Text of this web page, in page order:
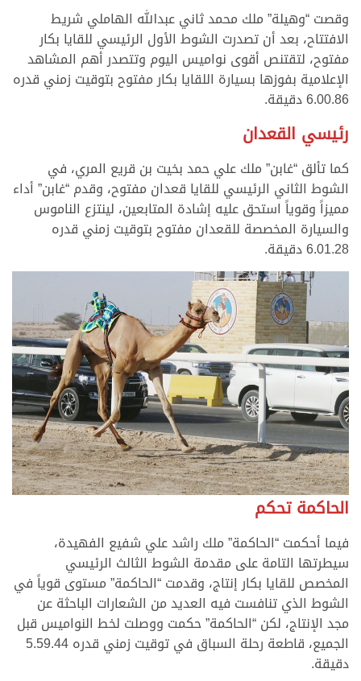
وقصت “وهيلة” ملك محمد ثاني عبدالله الهاملي شريط
الافتتاح، بعد أن تصدرت الشوط الأول الرئيسي للقايا بكار
مفتوح، لتقتنص أقوى نواميس اليوم وتتصدر أهم المشاهد
الإعلامية بفوزها بسيارة اللقايا بكار مفتوح بتوقيت زمني قدره
6.00.86 دقيقة.
رئيسي القعدان
كما تألق “غابن” ملك علي حمد بخيت بن قريع المري، في
الشوط الثاني الرئيسي للقايا قعدان مفتوح، وقدم “غابن” أداء
مميزاً وقوياً استحق عليه إشادة المتابعين، لينتزع الناموس
والسيارة المخصصة للقعدان مفتوح بتوقيت زمني قدره
6.01.28 دقيقة.
الحاكمة تحكم
فيما أحكمت “الحاكمة” ملك راشد علي شفيع الفهيدة،
سيطرتها التامة على مقدمة الشوط الثالث الرئيسي
المخصص للقايا بكار إنتاج، وقدمت “الحاكمة” مستوى قوياً في
الشوط الذي تنافست فيه العديد من الشعارات الباحثة عن
مجد الإنتاج، لكن “الحاكمة” حكمت ووصلت لخط النواميس قبل
الجميع، قاطعة رحلة السباق في توقيت زمني قدره 5.59.44
دقيقة.